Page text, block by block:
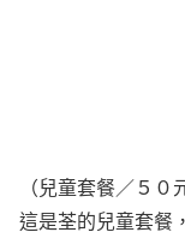
（兒童套餐／５
這是荃的兒童套餐